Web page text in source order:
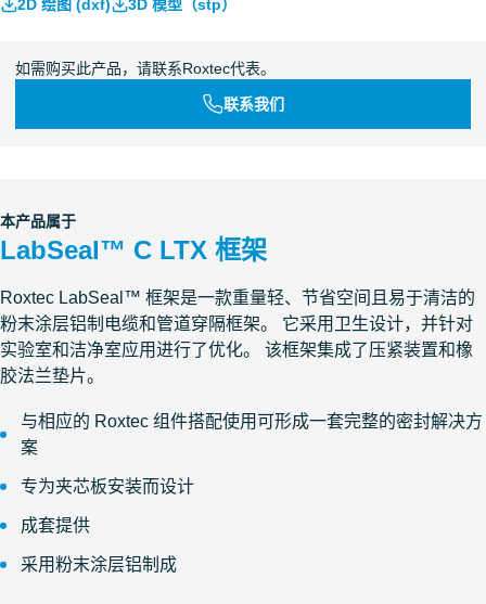
2D 绘图 (dxf) 3D 模型（stp）
如需购买此产品，请联系Roxtec代表。
联系我们
本产品属于
LabSeal™ C LTX 框架
Roxtec LabSeal™ 框架是一款重量轻、节省空间且易于清洁的
粉末涂层铝制电缆和管道穿隔框架。 它采用卫生设计，并针对
实验室和洁净室应用进行了优化。 该框架集成了压紧装置和橡
胶法兰垫片。
与相应的 Roxtec 组件搭配使用可形成一套完整的密封解决方
案
专为夹芯板安装而设计
成套提供
采用粉末涂层铝制成